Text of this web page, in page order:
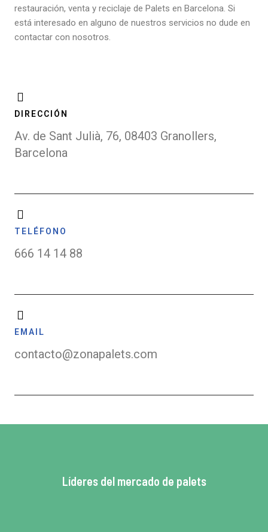
restauración, venta y reciclaje de Palets en Barcelona. Si
está interesado en alguno de nuestros servicios no dude en
contactar con nosotros.
DIRECCIÓN
Av. de Sant Julià, 76, 08403 Granollers,
Barcelona
TELÉFONO
666 14 14 88
EMAIL
contacto@zonapalets.com
Líderes del mercado de palets